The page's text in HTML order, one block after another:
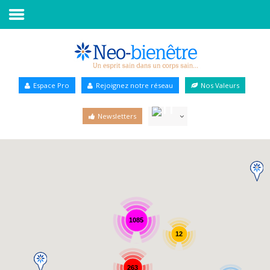
Annuaire Bien-être
Espace Pro Rejoignez notre réseau Nos Valeurs
Newsletters
1085
263
12